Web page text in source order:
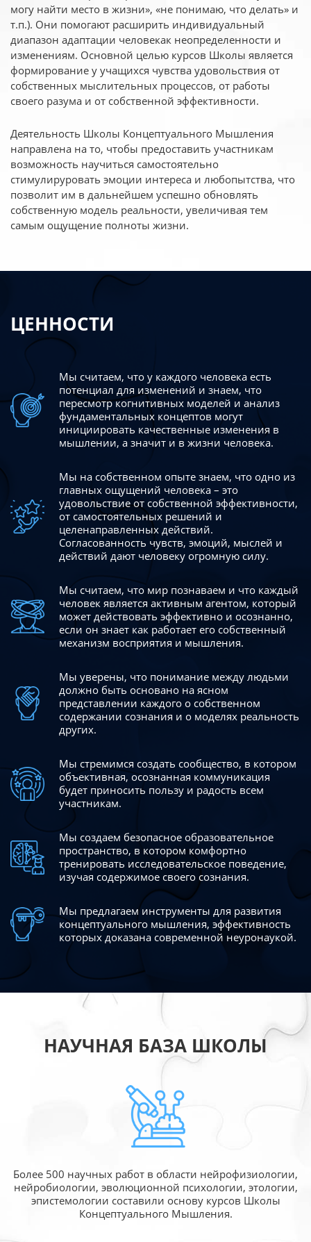
могу найти место в жизни», «не понимаю, что делать» и
т.п.). Они помогают расширить индивидуальный
диапазон адаптации человекак неопределенности и
изменениям. Основной целью курсов Школы является
формирование у учащихся чувства удовольствия от
собственных мыслительных процессов, от работы
своего разума и от собственной эффективности.
Деятельность Школы Концептуального Мышления
направлена на то, чтобы предоставить участникам
возможность научиться самостоятельно
стимулируровать эмоции интереса и любопытства, что
позволит им в дальнейшем успешно обновлять
собственную модель реальности, увеличивая тем
самым ощущение полноты жизни.
ЦЕННОСТИ
Мы считаем, что у каждого человека есть
потенциал для изменений и знаем, что
пересмотр когнитивных моделей и анализ
фундаментальных концептов могут
инициировать качественные изменения в
мышлении, а значит и в жизни человека.
Мы на собственном опыте знаем, что одно из
главных ощущений человека – это
удовольствие от собственной эффективности,
от самостоятельных решений и
целенаправленных действий.
Согласованность чувств, эмоций, мыслей и
действий дают человеку огромную силу.
Мы считаем, что мир познаваем и что каждый
человек является активным агентом, который
может действовать эффективно и осознанно,
если он знает как работает его собственный
механизм восприятия и мышления.
Мы уверены, что понимание между людьми
должно быть основано на ясном
представлении каждого о собственном
содержании сознания и о моделях реальность
других.
Мы стремимся создать сообщество, в котором
объективная, осознанная коммуникация
будет приносить пользу и радость всем
участникам.
Мы создаем безопасное образовательное
пространство, в котором комфортно
тренировать исследовательское поведение,
изучая содержимое своего сознания.
Мы предлагаем инструменты для развития
концептуального мышления, эффективность
которых доказана современной неуронаукой.
НАУЧНАЯ БАЗА ШКОЛЫ
Более 500 научных работ в области нейрофизиологии,
нейробиологии, эволюционной психологии, этологии,
эпистемологии составили основу курсов Школы
Концептуального Мышления.